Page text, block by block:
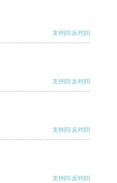
支持[0] 反对[0]
支持[0] 反对[0]
支持[0] 反对[0]
支持[0] 反对[0]